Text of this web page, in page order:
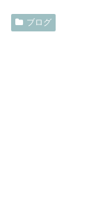
ブログ